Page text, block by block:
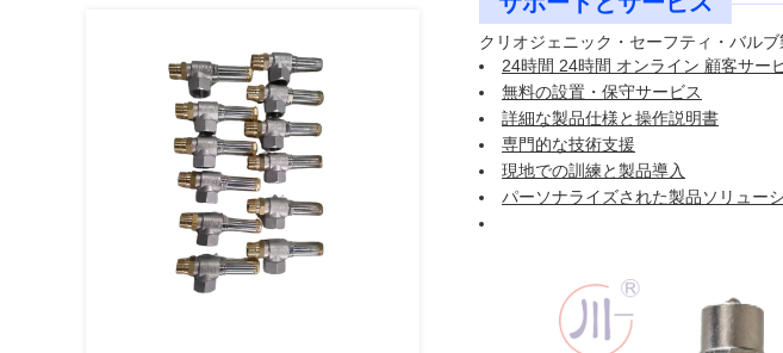
クリオジェニック・セーフティ・バル
24時間 24時間 オンライン 顧客サー
無料の設置・保守サービス
詳細な製品仕様と操作説明書
専門的な技術支援
現地での訓練と製品導入
パーソナライズされた製品ソリュー